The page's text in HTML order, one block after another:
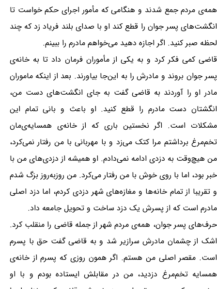
همه‌ی مردم جمع شدند و هنگامی که مأمور اجرای حکم خواست تا
انگشت‌های پسر جوان را قطع کند او با صدای بلند فریاد زد که چند
لحظه صبر کنید. اگر اجازه دهید می‌خواهم مادرم را ببینم.
قاضی کمی فکر کرد و به یکی از مأموران فرمان داد تا به خانه‌ی
پسر جوان بروند و مادرش را به این‌جا بیاورند. بعد از اینکه ماموران
مادر او را آوردند به قاضی گفت به جای انگشت‌های دست من،
انگشتان دست مادرم را قطع کنید. او باعث و بانی تمام این
مشکلات است. اگر نخستین‌ باری که از خانه‌ی همسایه‌ی‌مان
تخم‌مرغ برداشتم مرا کتک می‌زد و با مهربانی با من رفتار نمی‌کرد،
من هیچ‌وقت به دزدی ادامه نمی‌دادم. او همیشه از دزدی‌های من با
خبر بود، اما با روی خوش با من رفتار می‌کرد. من روزبه‌روز بزگ شدم
و تقریبا از تمام خانه‌ها و مغازه‌های شهر دزدی کردم، اما دزد اصلی
مادرم است که از پسرش یک دزد ساخت و تحویل جامعه داد.
حرف‌های پسر جوان، همه‌ی مردم شهر از جمله قاضی را منقلب کرد.
اشک از چشمان مادرش سرازیر شد و به قاضی گفت حق با پسرم
است. مقصر اصلی من هستم. اگر همون روزی که پسرم از خانه‌ی
همسایه تخم‌مرغ دزدید، من در مقابلش ایستاده بودم و با او